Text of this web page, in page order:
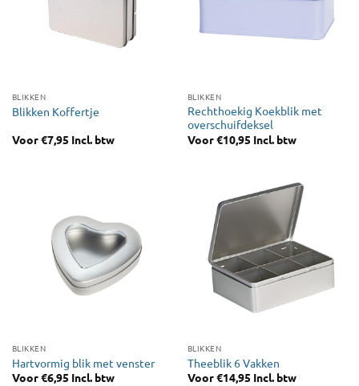
BLIKKEN
Blikken Koffertje
Voor€7,95 Incl. btw
BLIKKEN
Rechthoekig Koekblik met
overschuifdeksel
Voor€10,95 Incl. btw
BLIKKEN
Hartvormig blik met venster
Voor€6,95 Incl. btw
BLIKKEN
Theeblik 6 Vakken
Voor€14,95 Incl. btw